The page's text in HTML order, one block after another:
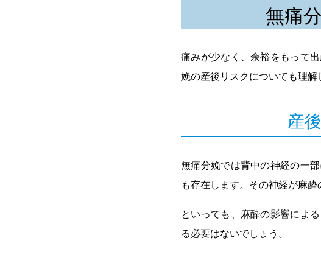
無痛
痛みが少なく、余裕をもって
娩の産後リスクについても理解
産
無痛分娩では背中の神経の一
も存在します。その神経が麻
といっても、麻酔の影響によ
る必要はないでしょう。